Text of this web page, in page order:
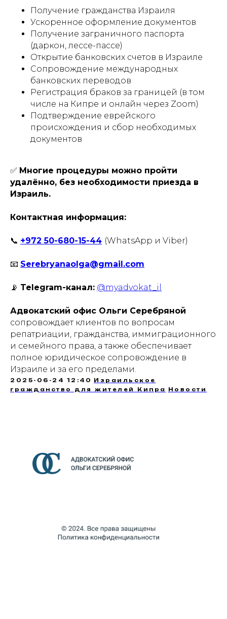
Получение гражданства Израиля
Ускоренное оформление документов
Получение заграничного паспорта
(даркон, лессе-пассе)
Открытие банковских счетов в Израиле
Сопровождение международных
банковских переводов
Регистрация браков за границей (в том
числе на Кипре и онлайн через Zoom)
Подтверждение еврейского
происхождения и сбор необходимых
документов
✅ Многие процедуры можно пройти
удалённо, без необходимости приезда в
Израиль.
Контактная информация:
📞 +972 50-680-15-44 (WhatsApp и Viber)
📧 Serebryanaolga@gmail.com
📡 Telegram-канал: @myadvokat_il
Адвокатский офис Ольги Серебряной
сопровождает клиентов по вопросам
репатриации, гражданства, иммиграционного
и семейного права, а также обеспечивает
полное юридическое сопровождение в
Израиле и за его пределами.
2025-06-24 12:40
Израильское
гражданство для жителей Кипра
Новости